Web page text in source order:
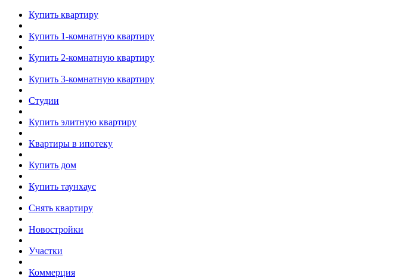
Купить квартиру
Купить 1-комнатную квартиру
Купить 2-комнатную квартиру
Купить 3-комнатную квартиру
Студии
Купить элитную квартиру
Квартиры в ипотеку
Купить дом
Купить таунхаус
Снять квартиру
Новостройки
Участки
Коммерция